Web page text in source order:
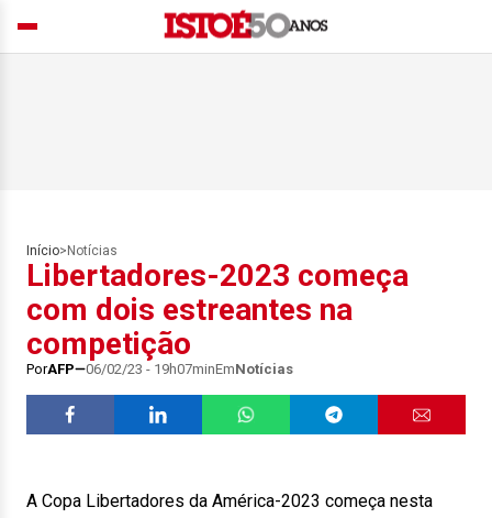
Início> Notícias
Libertadores-2023 começa
com dois estreantes na
competição
PorAFP 06/02/23 - 19h07minEmNotícias
A Copa Libertadores da América-2023 começa nesta